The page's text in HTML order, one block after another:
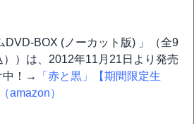
DVD-BOX (ノーカット版) 」（全9
）は、2012年11月21日より発売
中！→
「赤と黒」【期間限定生
amazon）